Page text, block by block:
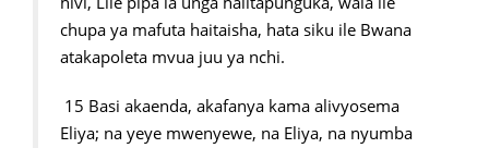
chupa ya mafuta haitaisha, hata siku ile Bwana
atakapoleta mvua juu ya nchi.
15 Basi akaenda, akafanya kama alivyosema
Eliya; na yeye mwenyewe, na Eliya, na nyumba